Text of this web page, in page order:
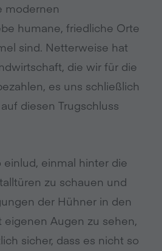
modernen
humane, friedliche Orte
sind. Netterweise hat
die wir für die
es uns schließlich
diesen Trugschluss
einlud, einmal hinter die
zu schauen und
der Hühner in den
eigenen Augen zu sehen,
sicher, dass es nicht so